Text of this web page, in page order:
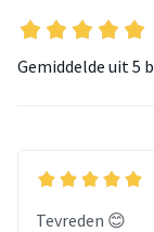
Gemiddelde uit 5
Tevreden 😊